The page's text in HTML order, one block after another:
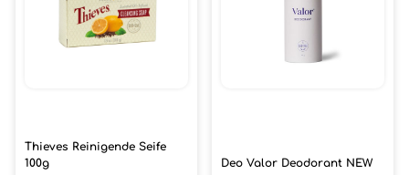
Thieves Reinigende Seife
100g
Deo Valor Deodorant NEW